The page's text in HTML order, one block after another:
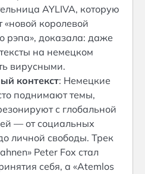
AYLIVA, которую
королевой
рэпа», доказала: даже
на немецком
вирусными.
контекст: Немецкие
поднимают темы,
с глобальной
— от социальных
личной свободы. Трек
Peter Fox стал
себя, а «Atemlos